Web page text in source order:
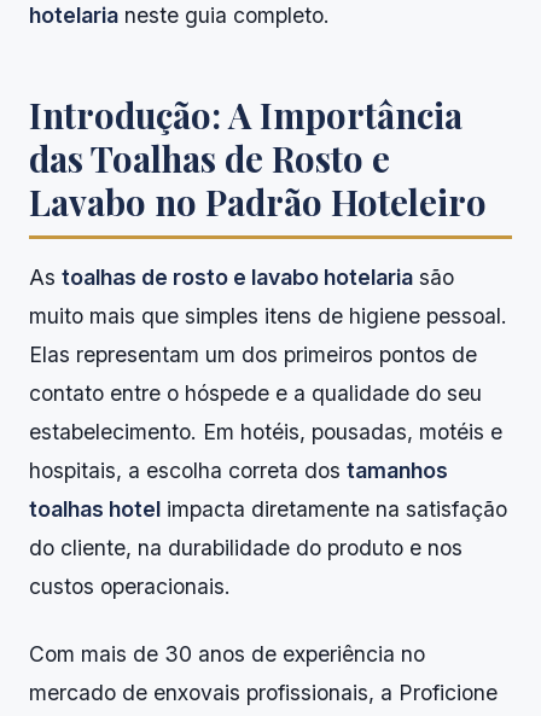
hotelaria neste guia completo.
Introdução: A Importância
das Toalhas de Rosto e
Lavabo no Padrão Hoteleiro
As toalhas de rosto e lavabo hotelaria são
muito mais que simples itens de higiene pessoal.
Elas representam um dos primeiros pontos de
contato entre o hóspede e a qualidade do seu
estabelecimento. Em hotéis, pousadas, motéis e
hospitais, a escolha correta dos tamanhos
toalhas hotel impacta diretamente na satisfação
do cliente, na durabilidade do produto e nos
custos operacionais.
Com mais de 30 anos de experiência no
mercado de enxovais profissionais, a Proficione